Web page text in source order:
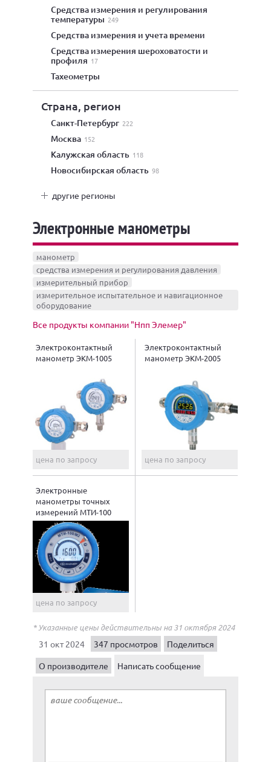
средства измерения и регулирования
температуры 249
средства измерения и учета времени
средства измерения шероховатости и
профиля 17
тахеометры
Страна, регион
Санкт-Петербург 222
Москва 152
Калужская область 118
Новосибирская область 98
другие регионы
Электронные манометры
манометр
средства измерения и регулирования давления
измерительный прибор
измерительное испытательное и навигационное
оборудование
Все продукты компании "Нпп Элемер"
Электроконтактный
манометр ЭКМ-1005
цена по запросу
Электроконтактный
манометр ЭКМ-2005
цена по запросу
Электронные
манометры точных
измерений МТИ-100
цена по запросу
* Указанные цены действительны на 31 октября 2024
31 окт 2024
347 просмотров
Поделиться
О производителе
Написать сообщение